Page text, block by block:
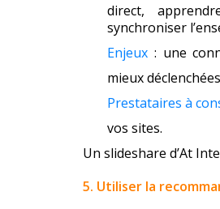
direct,
synchroniser
Enjeux : une
mieux
Prestataires à
vos sites.
Un slideshare d’At
5. Utiliser la